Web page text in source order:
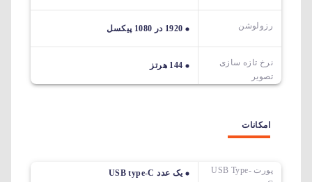
رزولوشن 1920 در 1080 پیکسل
نرخ تازه سازی
تصویر
144 هرتز
امکانات
پورت USB Type-
یک عدد USB type-C